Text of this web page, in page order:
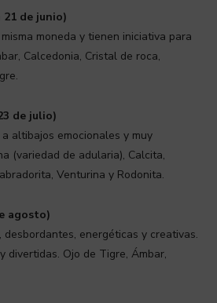
21 de junio)
moneda y tienen iniciativa para
Calcedonia, Cristal de roca,
de julio)
altibajos emocionales y muy
(variedad de adularia), Calcita,
Venturina y Rodonita.
agosto)
energéticas y creativas.
divertidas. Ojo de Tigre, Ámbar,